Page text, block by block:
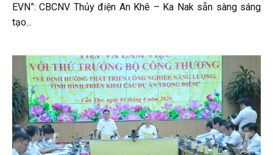
EVN”: CBCNV Thủy điện An Khê – Ka Nak sẵn sàng sáng
tạo...